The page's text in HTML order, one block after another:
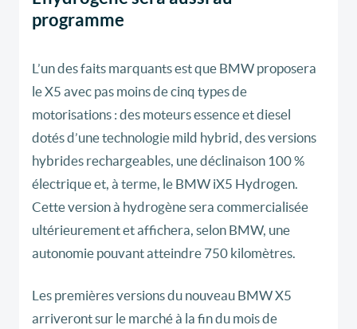
programme
L’un des faits marquants est que BMW proposera
le X5 avec pas moins de cinq types de
motorisations : des moteurs essence et diesel
dotés d’une technologie mild hybrid, des versions
hybrides rechargeables, une déclinaison 100 %
électrique et, à terme, le BMW iX5 Hydrogen.
Cette version à hydrogène sera commercialisée
ultérieurement et affichera, selon BMW, une
autonomie pouvant atteindre 750 kilomètres.
Les premières versions du nouveau BMW X5
arriveront sur le marché à la fin du mois de